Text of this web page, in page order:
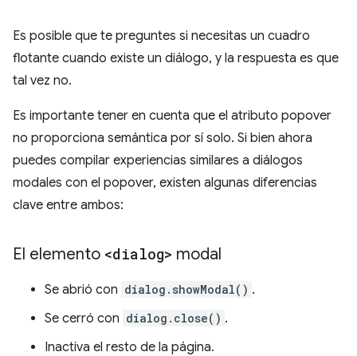
Es posible que te preguntes si necesitas un cuadro
flotante cuando existe un diálogo, y la respuesta es que
tal vez no.
Es importante tener en cuenta que el atributo popover
no proporciona semántica por sí solo. Si bien ahora
puedes compilar experiencias similares a diálogos
modales con el popover, existen algunas diferencias
clave entre ambos:
El elemento <dialog> modal
Se abrió con dialog.showModal() .
Se cerró con dialog.close() .
Inactiva el resto de la página.